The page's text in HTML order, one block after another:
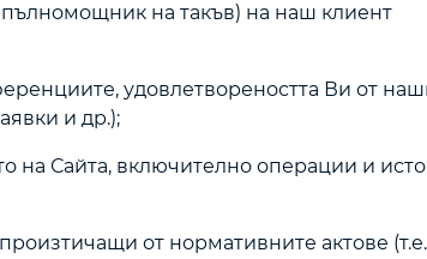
на такъв) на наш клиент
удовлетвореността Ви от
и др.);
на Сайта, включително операции и
от нормативните актове